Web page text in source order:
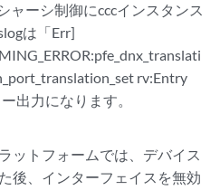
ャーシ制御にcccインスタンス
は「Err]
rv:Entry
出力になります。
ットフォームでは、デバイス
後、インターフェイスを無効